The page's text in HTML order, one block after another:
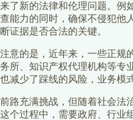
了新的法律和伦理问题。例
能力的同时，确保不侵犯他
证据是否合法的关键。
的是，近年来，一些正规的
所、知识产权代理机构等专
减少了踩线的风险，业务模
充满挑战，但随着社会法治
个过程中，需要政府、行业